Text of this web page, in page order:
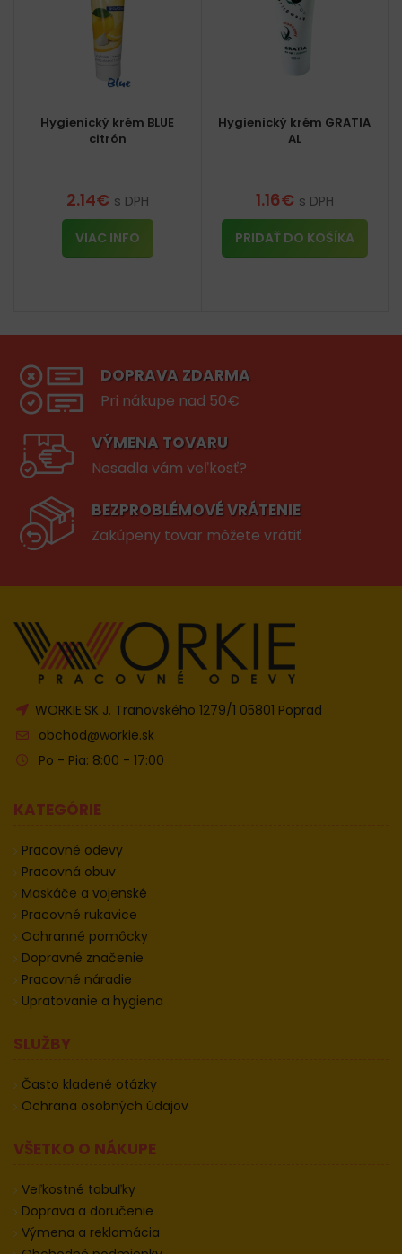
Hygienický krém BLUE
citrón
2.14€ s DPH
VIAC INFO
Hygienický krém GRATIA
AL
1.16€ s DPH
PRIDAŤ DO KOŠÍKA
DOPRAVA ZDARMA
Pri nákupe nad 50€
VÝMENA TOVARU
Nesadla vám veľkosť?
BEZPROBLÉMOVÉ VRÁTENIE
Zakúpeny tovar môžete vrátiť
WORKIE.SK J. Tranovského 1279/1 05801 Poprad
obchod@workie.sk
Po - Pia: 8:00 - 17:00
KATEGÓRIE
Pracovné odevy
Pracovná obuv
Maskáče a vojenské
Pracovné rukavice
Ochranné pomôcky
Dopravné značenie
Pracovné náradie
Upratovanie a hygiena
SLUŽBY
Často kladené otázky
Ochrana osobných údajov
VŠETKO O NÁKUPE
Veľkostné tabuľky
Doprava a doručenie
Výmena a reklamácia